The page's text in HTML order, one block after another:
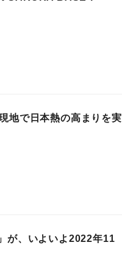
で日本熱の高まりを実
が、いよいよ2022年11